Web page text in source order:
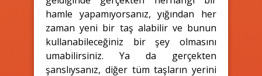
hamle yapamıyorsanız, yığından her
zaman yeni bir taş alabilir ve bunun
kullanabileceğiniz bir şey olmasını
umabilirsiniz. Ya da gerçekten
şanslıysanız, diğer tüm taşların yerini